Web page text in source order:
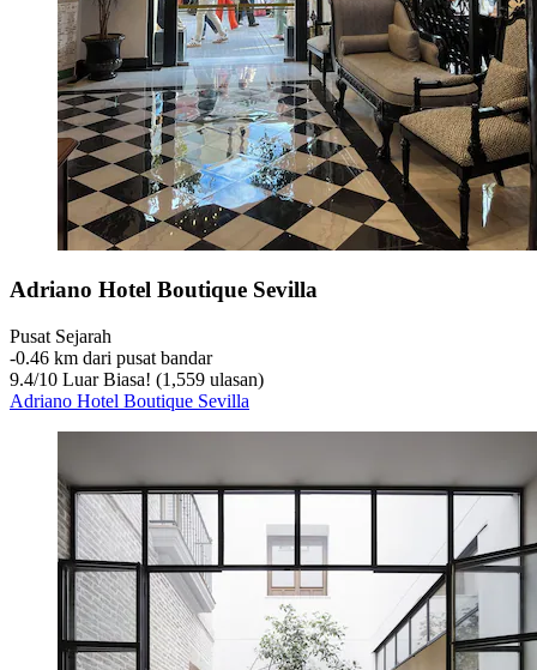
Adriano Hotel Boutique Sevilla
Pusat Sejarah
‐0.46 km dari pusat bandar
9.4/10 Luar Biasa! (1,559 ulasan)
Adriano Hotel Boutique Sevilla